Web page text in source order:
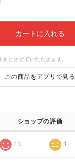
カートに入れる
とさせていただきます。
この商品をアプリで見る
ショップの評価
13 1